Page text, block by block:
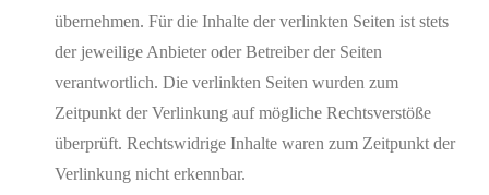
übernehmen. Für die Inhalte der verlinkten Seiten ist stets
der jeweilige Anbieter oder Betreiber der Seiten
verantwortlich. Die verlinkten Seiten wurden zum
Zeitpunkt der Verlinkung auf mögliche Rechtsverstöße
überprüft. Rechtswidrige Inhalte waren zum Zeitpunkt der
Verlinkung nicht erkennbar.